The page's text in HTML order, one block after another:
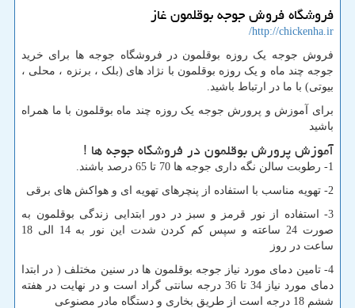
فروشگاه فروش جوجه بوقلمون غاز
http://chickenha.ir/
فروش جوجه یک روزه بوقلمون در فروشگاه جوجه ها برای خرید
جوجه چند ماه و یک روزه بوقلمون با نژاد های (بلک ، برنزه ، محلی ،
بیوتی) با ما در ارتباط باشید.
برای آموزش و پرورش جوجه یک روزه چند ماه بوقلمون با ما همراه
باشید
آموزش پرورش بوقلمون در فروشگاه جوجه ها !
1- رطوبت سالن نگه داری جوجه ها 70 تا 65 درصد باشند.
2- تهویه مناسب با استفاده از پنچرهای تهویه ای و هواکش های برقی
3- استفاده از نور قرمز و سبز در دور ابتدایی زندگی بوقلمون به
صورت 24 ساعته و سپس کم کردن شدت این نور به 14 الی 18
ساعت در روز
4- تامین دمای مورد نیاز جوجه بوقلمون ها در سنین مختلف ( در ابتدا
دمای مورد نیاز 34 تا 36 درجه سانتی گراد است و در نهایت در هفته
ششم 18 درجه است از طریق بخاری و دستگاه مادر مصنوعی